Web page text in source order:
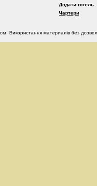
Додати готель
Чартери
Використання материалів без